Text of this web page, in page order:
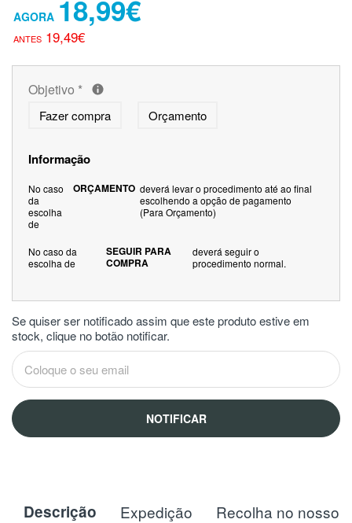
18,99€
19,49€
Objetivo *
Fazer compra Orçamento
Informação
No caso
da
escolha
de
ORÇAMENTO deverá levar o procedimento até ao final
escolhendo a opção de pagamento
(Para Orçamento)
No caso da
escolha de
SEGUIR PARA
COMPRA
deverá seguir o
procedimento normal.
Se quiser ser notificado assim que este produto estive em
stock, clique no botão notificar.
NOTIFICAR
Descrição Expedição Recolha no nosso